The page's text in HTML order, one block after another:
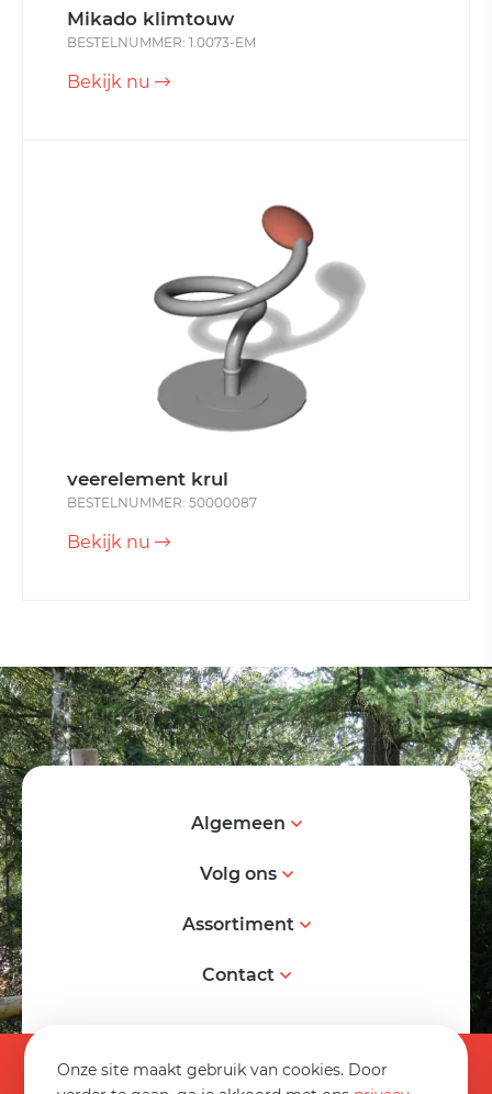
Onze site maakt gebruik van cookies. Door
Mikado klimtouw
BESTELNUMMER: 1.0073-EM
Bekijk nu
veerelement krul
BESTELNUMMER: 50000087
Bekijk nu
Algemeen
Volg ons
Assortiment
Contact
Algemene voorwaarden